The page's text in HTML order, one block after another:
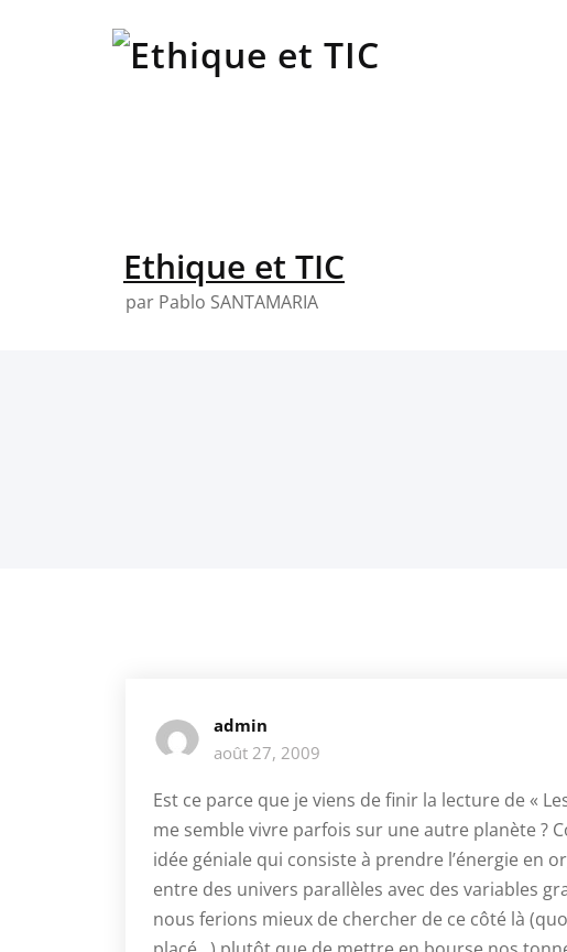
Ethique et TIC
par Pablo SANTAMARIA
admin
août 27, 2009
Est ce parce que je viens de finir la lecture de «
me semble vivre parfois sur une autre planète ?
idée géniale qui consiste à prendre l’énergie en
entre des univers parallèles avec des variables
nous ferions mieux de chercher de ce côté là